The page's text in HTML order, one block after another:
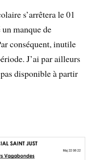
s’arrêtera le 01
manque de
conséquent, inutile
J’ai par ailleurs
disponible à partir